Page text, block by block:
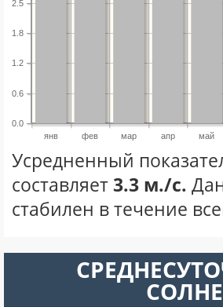
янв фев мар апр май
0.0
0.6
1.2
1.8
2.5
Усредненный
составляет3.3 м./с.
стабилен в течение